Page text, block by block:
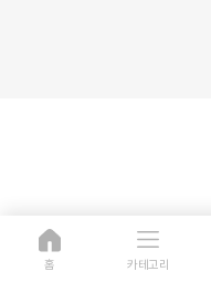
홈 카테고리